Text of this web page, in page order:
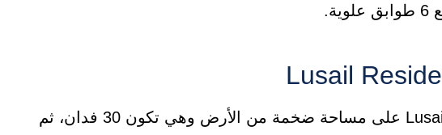
تم تنفيذ Lusail Residence New Cairo على مساحة ضخمة من الأرض وهي تكون 30 فدان، ثم